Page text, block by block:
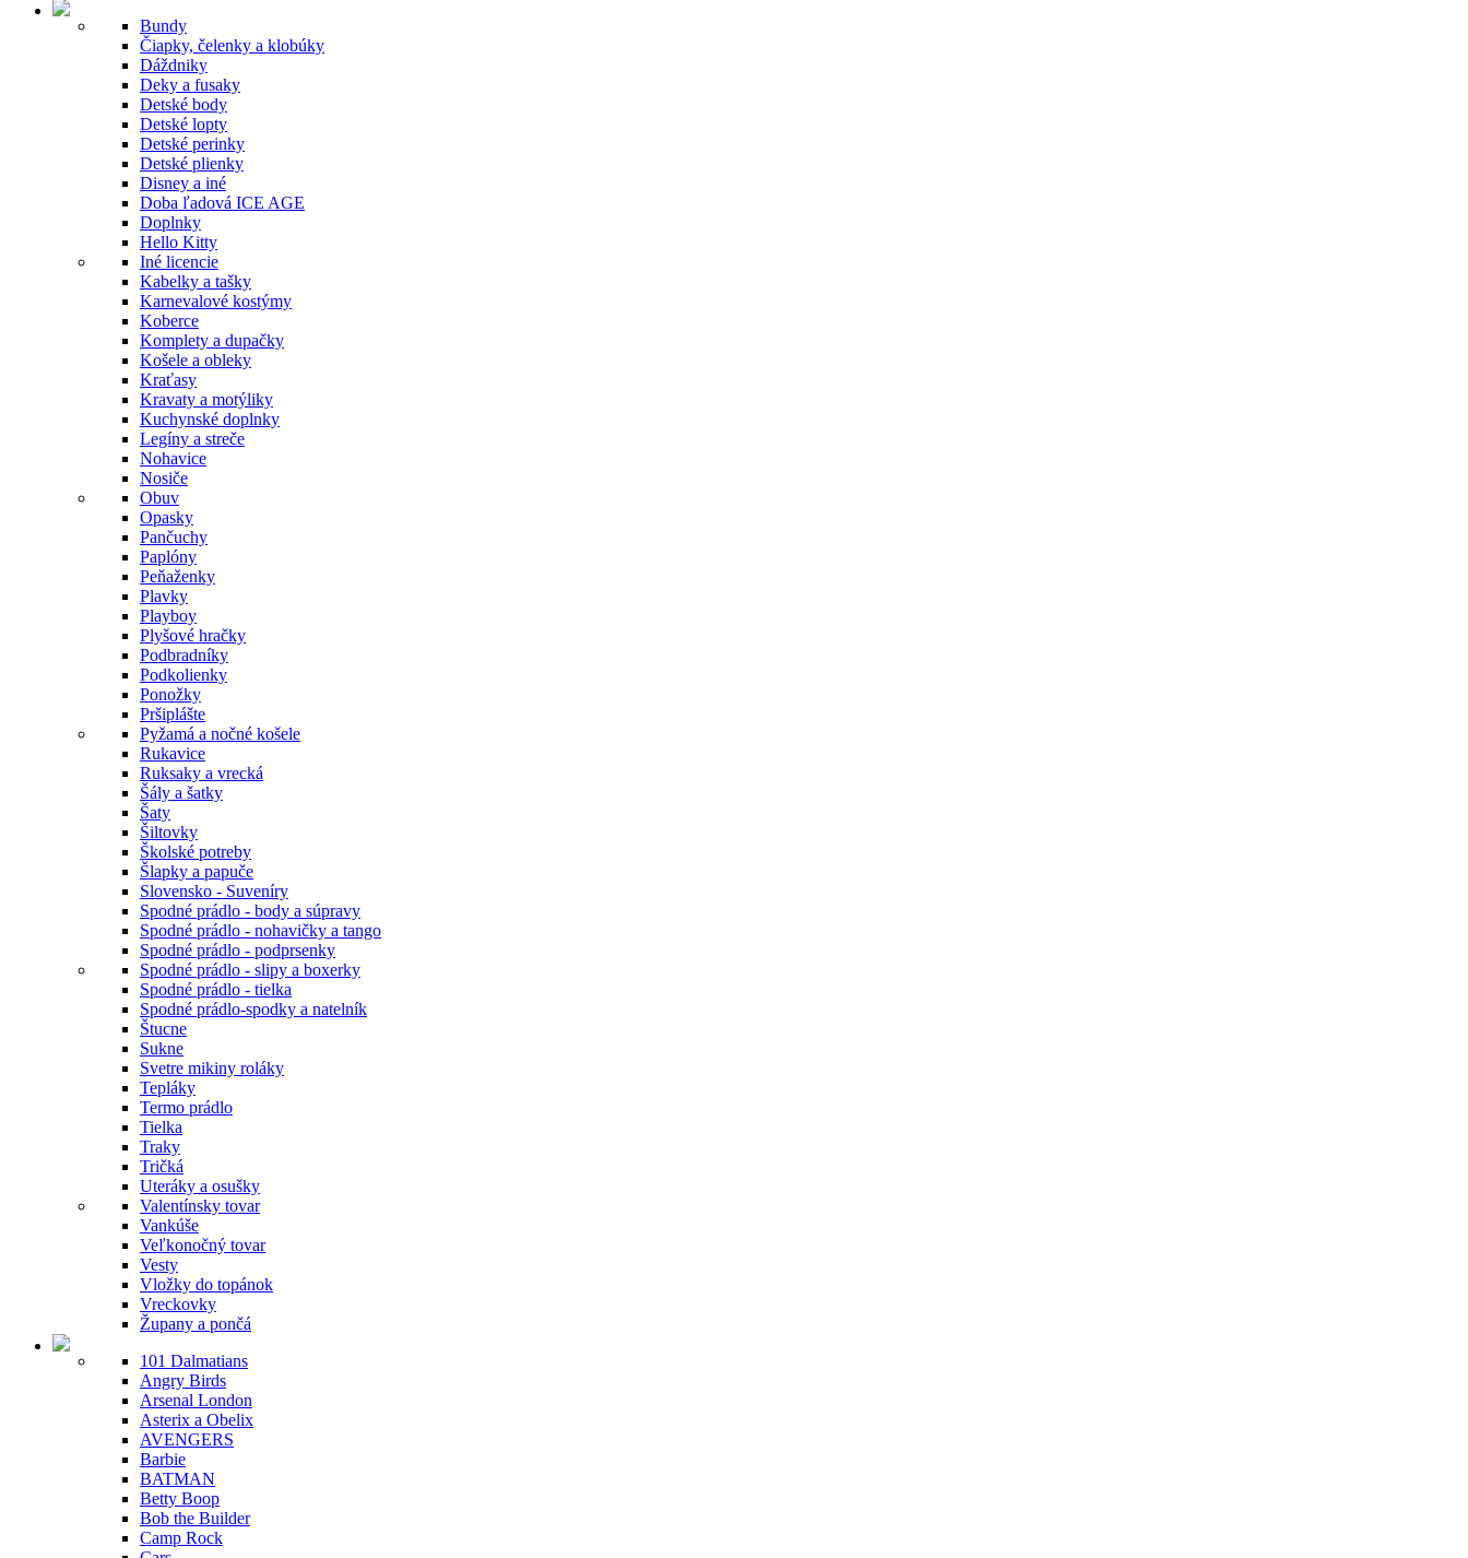
Bundy
Čiapky, čelenky a klobúky
Dáždniky
Deky a fusaky
Detské body
Detské lopty
Detské perinky
Detské plienky
Disney a iné
Doba ľadová ICE AGE
Doplnky
Hello Kitty
Iné licencie
Kabelky a tašky
Karnevalové kostýmy
Koberce
Komplety a dupačky
Košele a obleky
Kraťasy
Kravaty a motýliky
Kuchynské doplnky
Legíny a streče
Nohavice
Nosiče
Obuv
Opasky
Pančuchy
Paplóny
Peňaženky
Plavky
Playboy
Plyšové hračky
Podbradníky
Podkolienky
Ponožky
Pršiplášte
Pyžamá a nočné košele
Rukavice
Ruksaky a vrecká
Šály a šatky
Šaty
Šiltovky
Školské potreby
Šlapky a papuče
Slovensko - Suveníry
Spodné prádlo - body a súpravy
Spodné prádlo - nohavičky a tango
Spodné prádlo - podprsenky
Spodné prádlo - slipy a boxerky
Spodné prádlo - tielka
Spodné prádlo-spodky a natelník
Štucne
Sukne
Svetre mikiny roláky
Tepláky
Termo prádlo
Tielka
Traky
Tričká
Uteráky a osušky
Valentínsky tovar
Vankúše
Veľkonočný tovar
Vesty
Vložky do topánok
Vreckovky
Župany a pončá
101 Dalmatians
Angry Birds
Arsenal London
Asterix a Obelix
AVENGERS
Barbie
BATMAN
Betty Boop
Bob the Builder
Camp Rock